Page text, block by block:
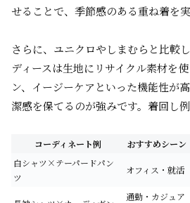
せることで、季節感のある重ね着を実
さらに、ユニクロやしまむらと比較
ディースは生地にリサイクル素材を
ン、イージーケアといった機能性が
潔感を保てるのが強みです。着回し
コーディネート例 おすすめシーン
白シャツ×テーパードパン
ツ
オフィス・就活
通勤・カジュア